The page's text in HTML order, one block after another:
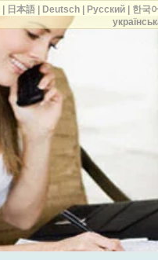
日本語| Deutsch| Русский|
한국